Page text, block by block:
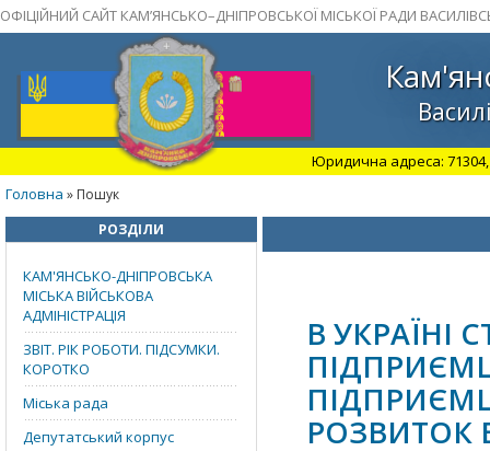
ОФІЦІЙНИЙ САЙТ КАМ’ЯНСЬКО–ДНІПРОВСЬКОЇ МІСЬКОЇ РАДИ
Юридична адреса: 71304,
Головна » Пошук
РОЗДІЛИ
КАМ'ЯНСЬКО-ДНІПРОВСЬКА
МІСЬКА ВІЙСЬКОВА
АДМІНІСТРАЦІЯ
ЗВІТ. РІК РОБОТИ. ПІДСУМКИ.
КОРОТКО
Міська рада
Депутатський корпус
В УКРАЇНІ
РОЗВИТОК